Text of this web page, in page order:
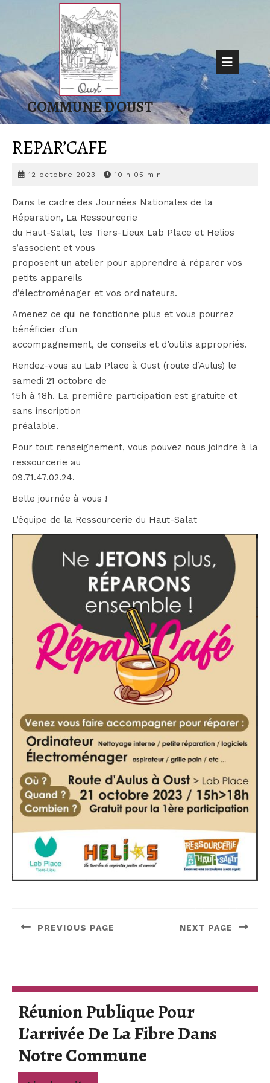
COMMUNE D'OUST
REPAR’CAFE
12 octobre 2023 10 h 05 min
Dans le cadre des Journées Nationales de la
Réparation, La Ressourcerie
du Haut-Salat, les Tiers-Lieux Lab Place et Helios
s’associent et vous
proposent un atelier pour apprendre à réparer vos
petits appareils
d’électroménager et vos ordinateurs.
Amenez ce qui ne fonctionne plus et vous pourrez
bénéficier d’un
accompagnement, de conseils et d’outils appropriés.
Rendez-vous au Lab Place à Oust (route d’Aulus) le
samedi 21 octobre de
15h à 18h. La première participation est gratuite et
sans inscription
préalable.
Pour tout renseignement, vous pouvez nous joindre à la
ressourcerie au
09.71.47.02.24.
Belle journée à vous !
L’équipe de la Ressourcerie du Haut-Salat
de
PREVIOUS PAGE NEXT PAGE
Réunion Publique Pour
L’arrivée De La Fibre Dans
Notre Commune